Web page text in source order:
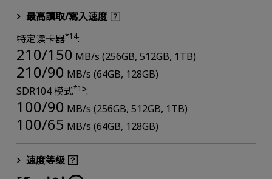
最高讀取/寫入速度
特定读卡器*14:
210/150 MB/s (256GB, 512GB, 1TB)
210/90 MB/s (64GB, 128GB)
SDR104 模式*15:
100/90 MB/s (256GB, 512GB, 1TB)
100/65 MB/s (64GB, 128GB)
速度等级